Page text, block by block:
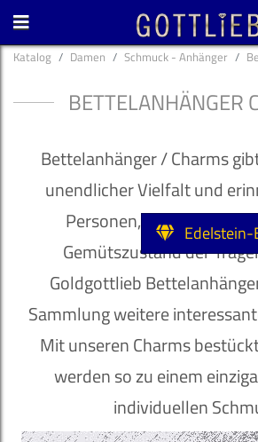
Katalog Damen Schmuck - Anhänger
BETTELANHÄNGER
Bettelanhänger / Charms
unendlicher Vielfalt und
Personen, Gefühle und
Gemütszustand der
Goldgottlieb
Sammlung weitere
Mit unseren Charms
werden so zu einem
individuellen